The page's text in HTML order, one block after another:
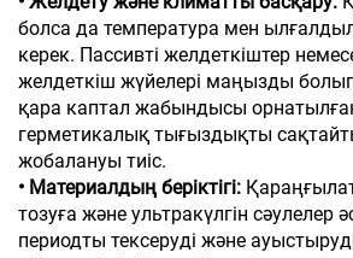
болса да температура мен
керек. Пассивті желдеткіштер немесе
желдеткіш жүйелері маңызды
қара каптал жабындысы
герметикалық тығыздықты
жобалануы тиіс.
• Материалдың беріктігі:
тозуға және ультракүлгін сәулелер
периодты тексеруді және